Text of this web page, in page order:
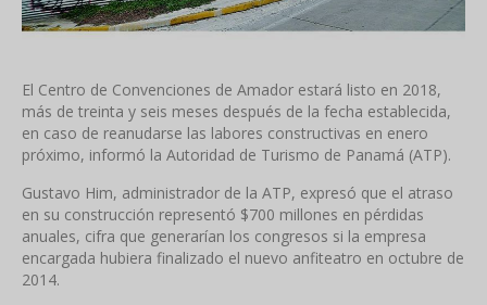
El Centro de Convenciones de Amador estará listo en 2018,
más de treinta y seis meses después de la fecha establecida,
en caso de reanudarse las labores constructivas en enero
próximo, informó la Autoridad de Turismo de Panamá (ATP).
Gustavo Him, administrador de la ATP, expresó que el atraso
en su construcción representó $700 millones en pérdidas
anuales, cifra que generarían los congresos si la empresa
encargada hubiera finalizado el nuevo anfiteatro en octubre de
2014.